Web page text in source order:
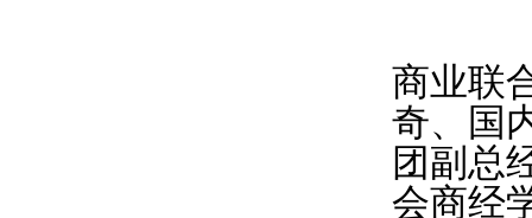
商业联
奇、国
团副总
会商经